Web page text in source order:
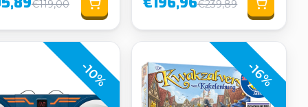
€119,00 €239,89
-10% -16%